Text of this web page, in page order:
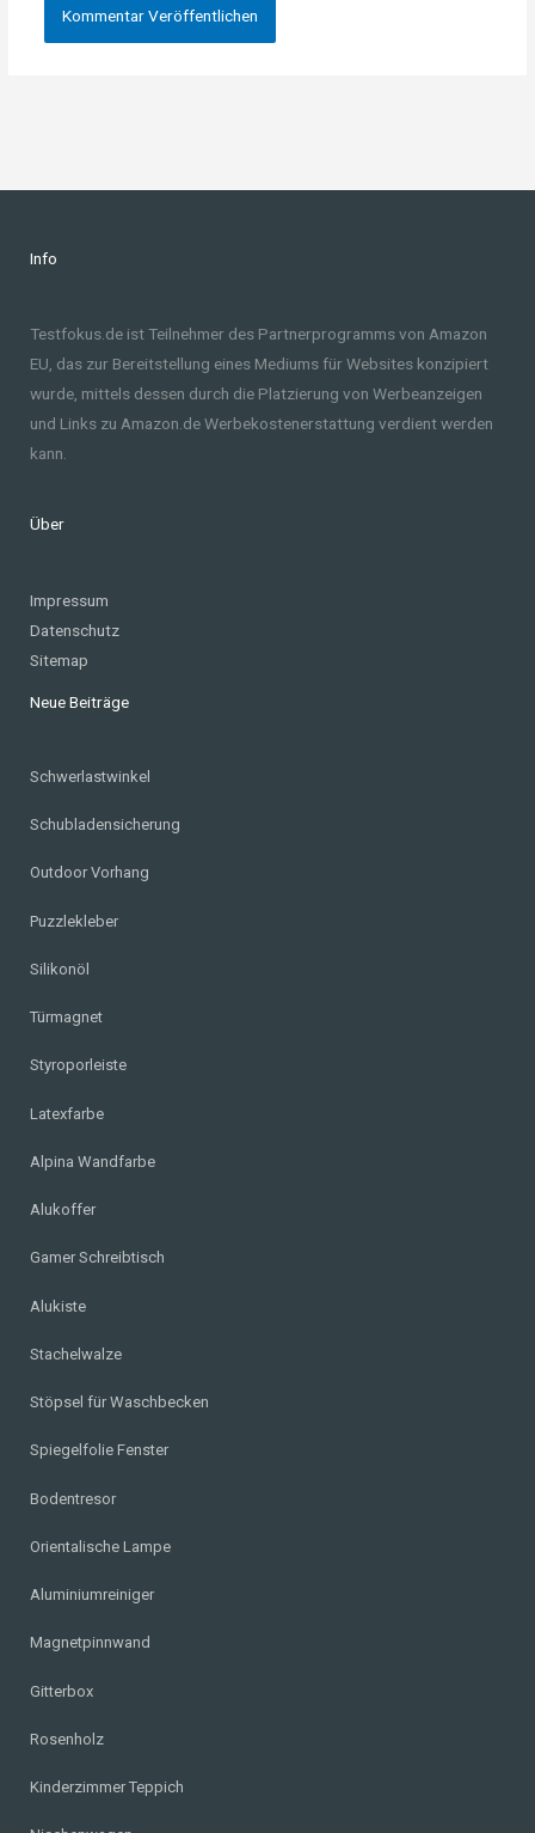
Info
Testfokus.de ist Teilnehmer des Partnerprogramms von Amazon
EU, das zur Bereitstellung eines Mediums für Websites konzipiert
wurde, mittels dessen durch die Platzierung von Werbeanzeigen
und Links zu Amazon.de Werbekostenerstattung verdient werden
kann.
Über
Impressum
Datenschutz
Sitemap
Neue Beiträge
Schwerlastwinkel
Schubladensicherung
Outdoor Vorhang
Puzzlekleber
Silikonöl
Türmagnet
Styroporleiste
Latexfarbe
Alpina Wandfarbe
Alukoffer
Gamer Schreibtisch
Alukiste
Stachelwalze
Stöpsel für Waschbecken
Spiegelfolie Fenster
Bodentresor
Orientalische Lampe
Aluminiumreiniger
Magnetpinnwand
Gitterbox
Rosenholz
Kinderzimmer Teppich